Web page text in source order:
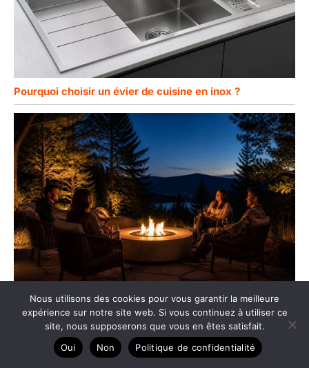
Pourquoi choisir un évier de cuisine en inox ?
Pourquoi le brasero séduit autant les amateurs
d’extérieur
Nous utilisons des cookies pour vous garantir la meilleure
expérience sur notre site web. Si vous continuez à utiliser ce
site, nous supposerons que vous en êtes satisfait.
Oui
Non Politique de confidentialité